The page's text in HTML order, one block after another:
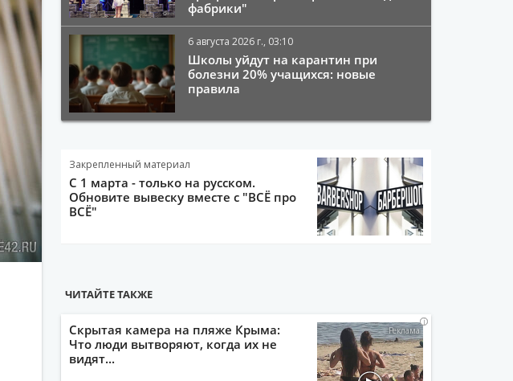
фабрики"
6 августа 2026 г., 03:10
Школы уйдут на карантин при
болезни 20% учащихся: новые
правила
Закрепленный материал
С 1 марта - только на русском.
Обновите вывеску вместе с "ВСЁ про
ВСЁ"
ЧИТАЙТЕ ТАКЖЕ
i
Скрытая камера на пляже Крыма:
Что люди вытворяют, когда их не
видят...
iii